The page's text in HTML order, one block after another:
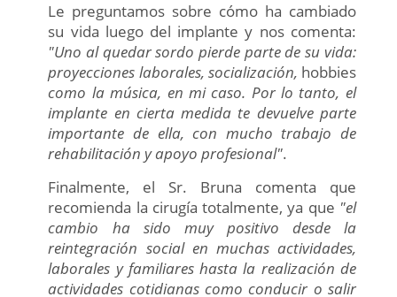
Le preguntamos sobre cómo ha cambiado
su vida luego del implante y nos comenta:
"Uno al quedar sordo pierde parte de su vida:
proyecciones laborales, socialización, hobbies
como la música, en mi caso. Por lo tanto, el
implante en cierta medida te devuelve parte
importante de ella, con mucho trabajo de
rehabilitación y apoyo profesional".
Finalmente, el Sr. Bruna comenta que
recomienda la cirugía totalmente, ya que "el
cambio ha sido muy positivo desde la
reintegración social en muchas actividades,
laborales y familiares hasta la realización de
actividades cotidianas como conducir o salir